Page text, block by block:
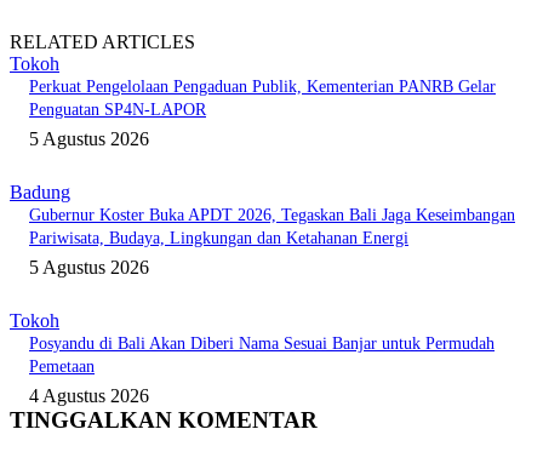
RELATED ARTICLES
Tokoh
Perkuat Pengelolaan Pengaduan Publik, Kementerian PANRB Gelar
Penguatan SP4N-LAPOR
5 Agustus 2026
Badung
Gubernur Koster Buka APDT 2026, Tegaskan Bali Jaga Keseimbangan
Pariwisata, Budaya, Lingkungan dan Ketahanan Energi
5 Agustus 2026
Tokoh
Posyandu di Bali Akan Diberi Nama Sesuai Banjar untuk Permudah
Pemetaan
4 Agustus 2026
TINGGALKAN KOMENTAR